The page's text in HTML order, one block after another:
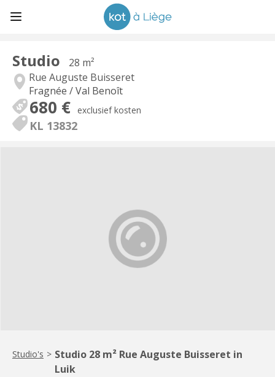
Studio
28 m²
Rue Auguste Buisseret
Fragnée / Val Benoît
680 € exclusief kosten
KL 13832
Studio's > Studio 28 m² Rue Auguste Buisseret in
Luik